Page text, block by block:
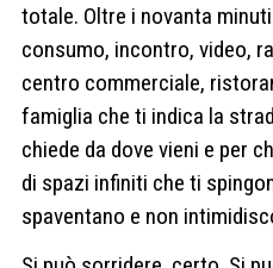
totale. Oltre i novanta
consumo, incontro, video,
centro commerciale,
famiglia che ti indica la
chiede da dove vieni e per
di spazi infiniti che ti
spaventano e non